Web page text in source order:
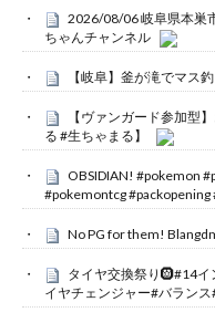
2026/08/06 岐阜県本巣
ちゃんチャンネル
【岐阜】釜が滝でマス
【ヴァンガード参加型
る #生ちゃまる】
OBSIDIAN! #pokemon
#pokemontcg
No PG for them!
タイヤ交換祭り🛞#14イ
イヤチェンジャー#バラン